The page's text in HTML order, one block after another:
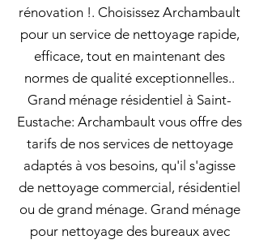
rénovation !. Choisissez Archambault
pour un service de nettoyage rapide,
efficace, tout en maintenant des
normes de qualité exceptionnelles..
Grand ménage résidentiel à Saint-
Eustache: Archambault vous offre des
tarifs de nos services de nettoyage
adaptés à vos besoins, qu'il s'agisse
de nettoyage commercial, résidentiel
ou de grand ménage. Grand ménage
pour nettoyage des bureaux avec